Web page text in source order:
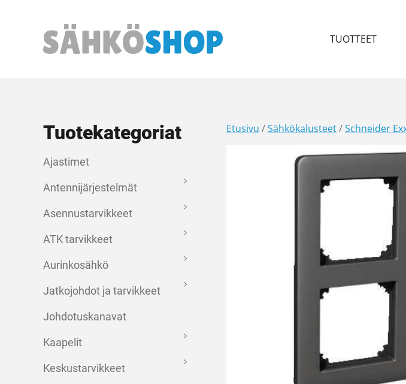
Päävalikko TUOTTEET
Tuotekategoriat
Ajastimet
Antennijärjestelmät
Asennustarvikkeet
ATK tarvikkeet
Aurinkosähkö
Jatkojohdot ja tarvikkeet
Johdotuskanavat
Kaapelit
Keskustarvikkeet
Etusivu /Sähkökalusteet/Schneider